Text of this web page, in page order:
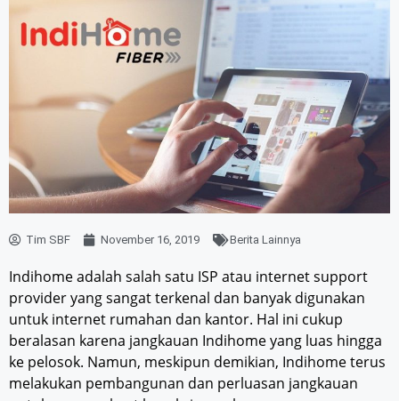
Tim SBF November 16, 2019 Berita Lainnya
Indihome adalah salah satu ISP atau internet support
provider yang sangat terkenal dan banyak digunakan
untuk internet rumahan dan kantor. Hal ini cukup
beralasan karena jangkauan Indihome yang luas hingga
ke pelosok. Namun, meskipun demikian, Indihome terus
melakukan pembangunan dan perluasan jangkauan